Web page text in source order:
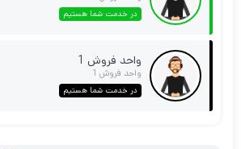
در خدمت شما هستیم
واحد فروش 1
واحد فروش 1
در خدمت شما هستیم